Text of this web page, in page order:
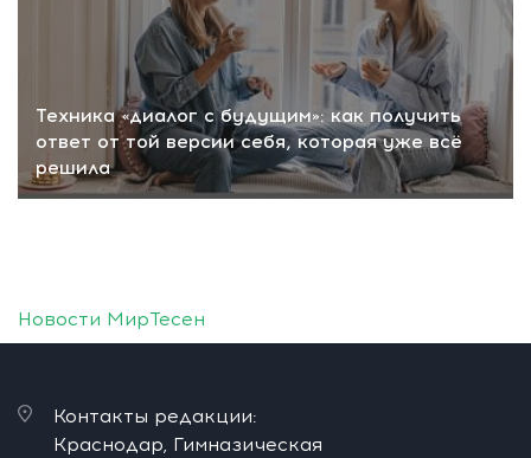
Техника «диалог с будущим»: как получить
ответ от той версии себя, которая уже всё
решила
Новости МирТесен
Контакты редакции:
Краснодар, Гимназическая